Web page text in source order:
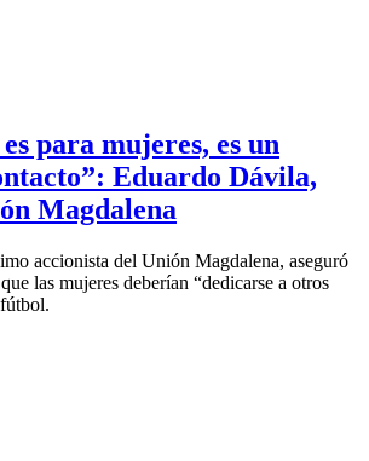
para mujeres, es un
Eduardo Dávila,
Magdalena
accionista del Unión Magdalena, aseguró
las mujeres deberían “dedicarse a otros